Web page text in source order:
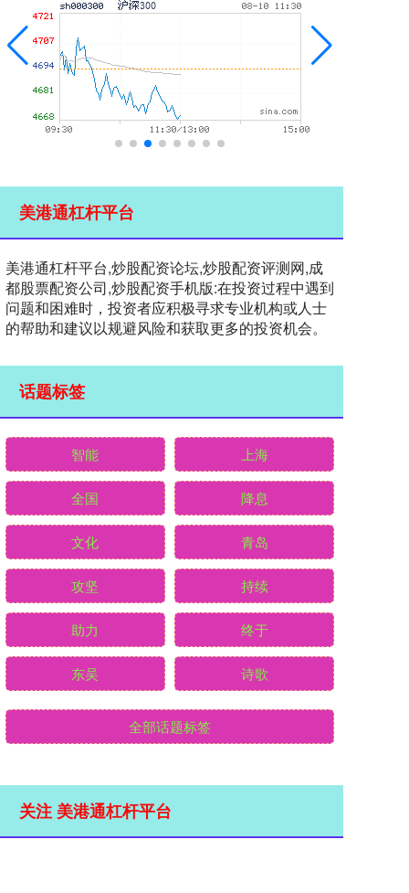
美港通杠杆平台
美港通杠杆平台,炒股配资论坛,炒股配资评测网,成
都股票配资公司,炒股配资手机版:在投资过程中遇到
问题和困难时，投资者应积极寻求专业机构或人士
的帮助和建议以规避风险和获取更多的投资机会。
话题标签
智能 上海
全国 降息
文化 青岛
攻坚 持续
助力 终于
东吴 诗歌
全部话题标签
关注 美港通杠杆平台